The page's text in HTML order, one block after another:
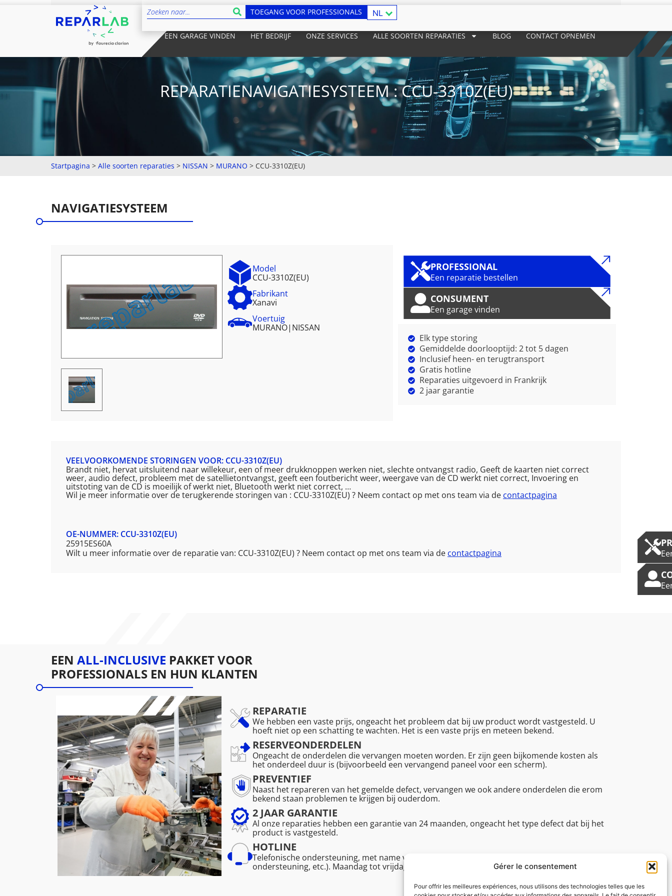
Gérer le consentement
Pour offrir les meilleures expériences, nous utilisons des technologies telles que les
TOEGANG VOOR PROFESSIONALS NL
EEN GARAGE VINDEN HET BEDRIJF ONZE SERVICES ALLE SOORTEN REPARATIES BLOG CONTACT OPNEMEN
REPARATIENAVIGATIESYSTEEM : CCU-3310Z(EU)
Startpagina > Alle soorten reparaties > NISSAN > MURANO > CCU-3310Z(EU)
NAVIGATIESYSTEEM
Model
CCU-3310Z(EU)
Fabrikant
Xanavi
Voertuig
MURANO| NISSAN
PROFESSIONAL
Een reparatie bestellen
CONSUMENT
Een garage vinden
Elk type storing
Gemiddelde doorlooptijd: 2 tot 5 dagen
Inclusief heen- en terugtransport
Gratis hotline
Reparaties uitgevoerd in Frankrijk
2 jaar garantie
VEELVOORKOMENDE STORINGEN VOOR: CCU-3310Z(EU)
Brandt niet, hervat uitsluitend naar willekeur, een of meer drukknoppen werken niet, slechte ontvangst radio, Geeft de kaarten niet correct
weer, audio defect, probleem met de satellietontvangst, geeft een foutbericht weer, weergave van de CD werkt niet correct, Invoering en
uitstoting van de CD is moeilijk of werkt niet, Bluetooth werkt niet correct, …
Wil je meer informatie over de terugkerende storingen van : CCU-3310Z(EU) ? Neem contact op met ons team via de contactpagina
OE-NUMMER: CCU-3310Z(EU)
25915ES60A
Wilt u meer informatie over de reparatie van: CCU-3310Z(EU) ? Neem contact op met ons team via de contactpagina
EEN ALL-INCLUSIVE PAKKET VOOR
PROFESSIONALS EN HUN KLANTEN
REPARATIE
We hebben een vaste prijs, ongeacht het probleem dat bij uw product wordt vastgesteld. U
hoeft niet op een schatting te wachten. Het is een vaste prijs en meteen bekend.
RESERVEONDERDELEN
Ongeacht de onderdelen die vervangen moeten worden. Er zijn geen bijkomende kosten als
het onderdeel duur is (bijvoorbeeld een vervangend paneel voor een scherm).
PREVENTIEF
Naast het repareren van het gemelde defect, vervangen we ook andere onderdelen die erom
bekend staan problemen te krijgen bij ouderdom.
2 JAAR GARANTIE
Al onze reparaties hebben een garantie van 24 maanden, ongeacht het type defect dat bij het
product is vastgesteld.
HOTLINE
Telefonische ondersteuning, met name voor de vakman (reparatietijd, technische
ondersteuning, etc.). Maandag tot vrijdag van 08.30 tot 16.45.